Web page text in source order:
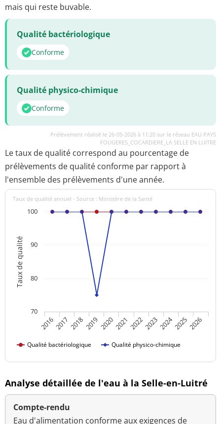
mais qui reste buvable.
Qualité bactériologique
Conforme
Qualité physico-chimique
Conforme
Prélèvement réalisé le 26-05-2026 à 11:20 sur le réseau EAU PAYS
FOUGERES_COCARDIERE_LA SELLE EN LUITRE
Le taux de qualité correspond au pourcentage de
prélèvements de qualité conforme par rapport à
l'ensemble des prélèvements d'une année.
Taux de qualité
Taux de qualité annuel - Source : Ministère de la Santé
Qualité bactériologique Qualité physico-chimique
20162017 201820192020202120222023202420252026
70
80
90
100
Analyse détaillée de l'eau à la Selle-en-Luitré
Compte-rendu
Eau d'alimentation conforme aux exigences de